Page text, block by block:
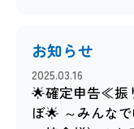
お知らせ
2025.03.16
🌟確定申告≪振
ぼ🌟 ～みんな